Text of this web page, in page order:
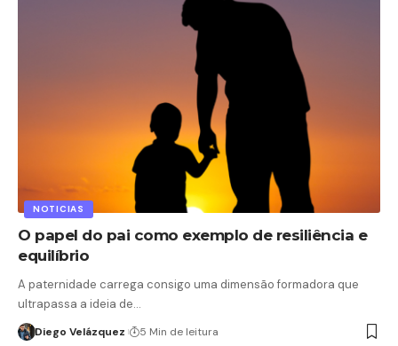
NOTICIAS
O papel do pai como exemplo de resiliência e
equilíbrio
A paternidade carrega consigo uma dimensão formadora que
ultrapassa a ideia de…
Diego Velázquez 5 Min de leitura